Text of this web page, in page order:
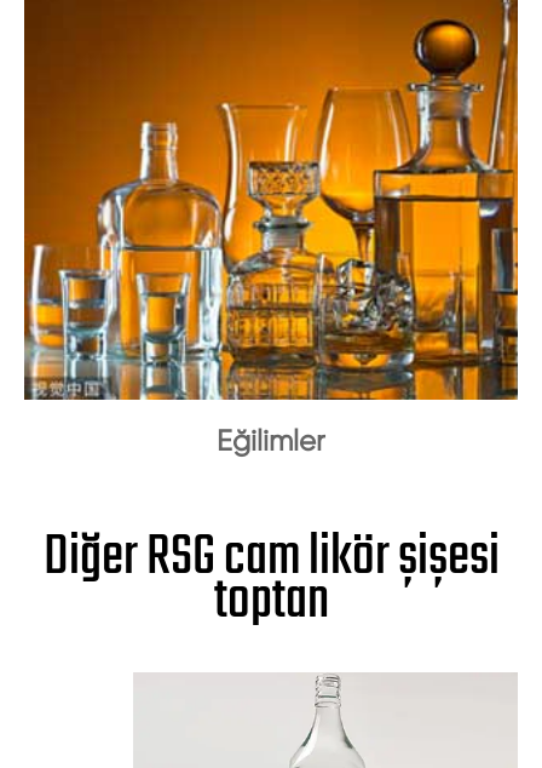
Eğilimler
Diğer RSG cam likör şişesi
toptan